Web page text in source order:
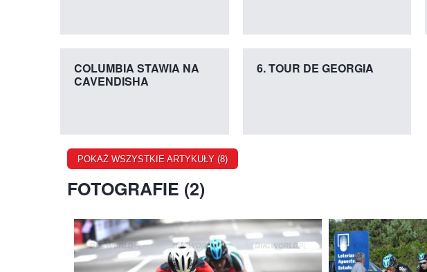
COLUMBIA STAWIA NA
CAVENDISHA
6. TOUR DE GEORGIA
POKAŻ WSZYSTKIE ARTYKUŁY (8)
FOTOGRAFIE (2)